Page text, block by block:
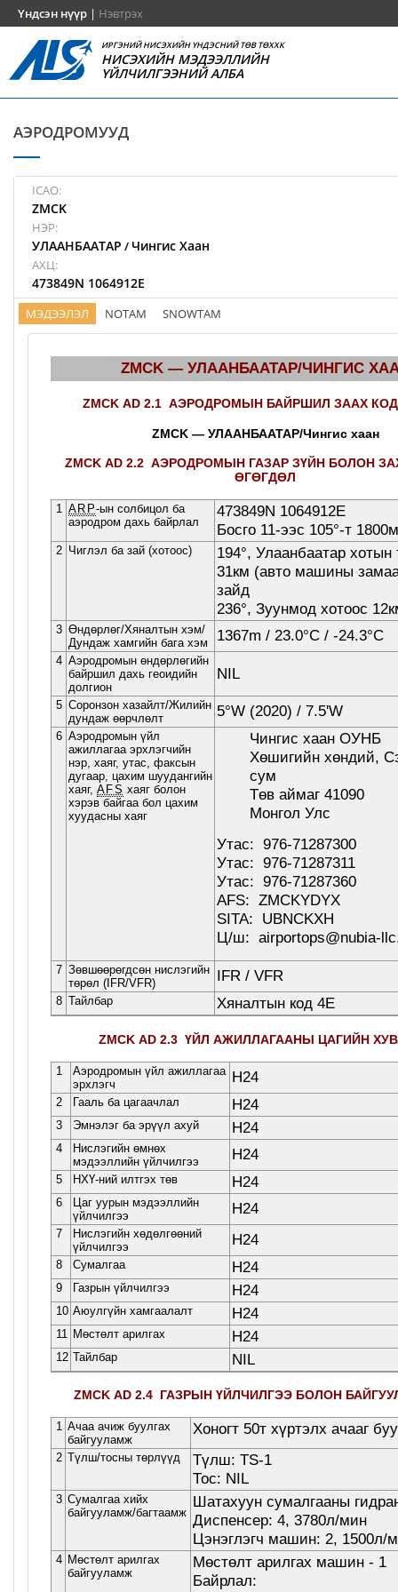
Үндсэн нүүр | Нэвтрэх
ИРГЭНИЙ НИСЭХИЙН ҮНДЭСНИЙ ТӨВ ТӨХХК
НИСЭХИЙН МЭДЭЭЛЛИЙН
ҮЙЛЧИЛГЭЭНИЙ АЛБА
АЭРОДРОМУУД
ICAO:
ZMCK
НЭР:
УЛААНБААТАР / Чингис Хаан
АХЦ:
473849N 1064912E
МЭДЭЭЛЭЛ NOTAM SNOWTAM